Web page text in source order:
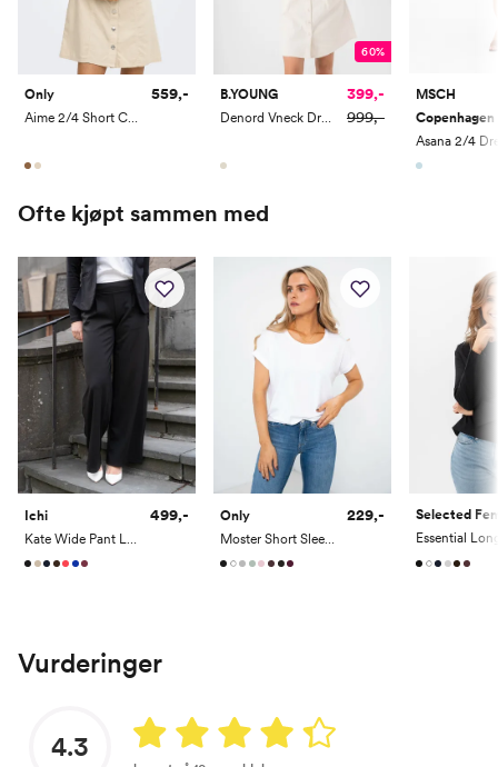
Only
Aime 2/4 Short Cord Button Dress
559,-
60%
B.YOUNG
Denord Vneck Dress
399,-
999,-
MSCH
Copenhagen
Asana 2/4
Ofte kjøpt sammen med
Ichi
499,-
Only
Moster Short Sleeve O-Neck Top
229,- Selected
Vurderinger
4.3